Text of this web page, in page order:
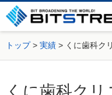
トップ 実績 くに歯科ク
くに歯科ク